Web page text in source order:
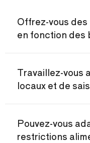
Offrez-vous
en fonction des
Travaillez-vous
locaux et de
Pouvez-vous
restrictions